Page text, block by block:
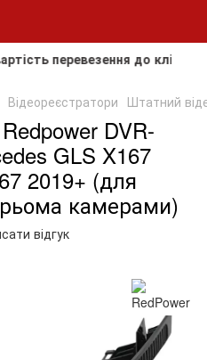
до клієнта,
Відеореєстратори Штатний
DVR-
GLS X167
2019+ (для
камерами)
відгук